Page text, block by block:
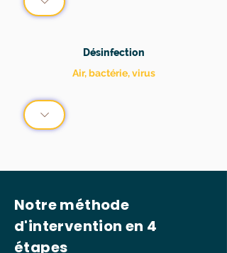
Désinfection
Air, bactérie, virus
Notre méthode
d'intervention en 4
étapes